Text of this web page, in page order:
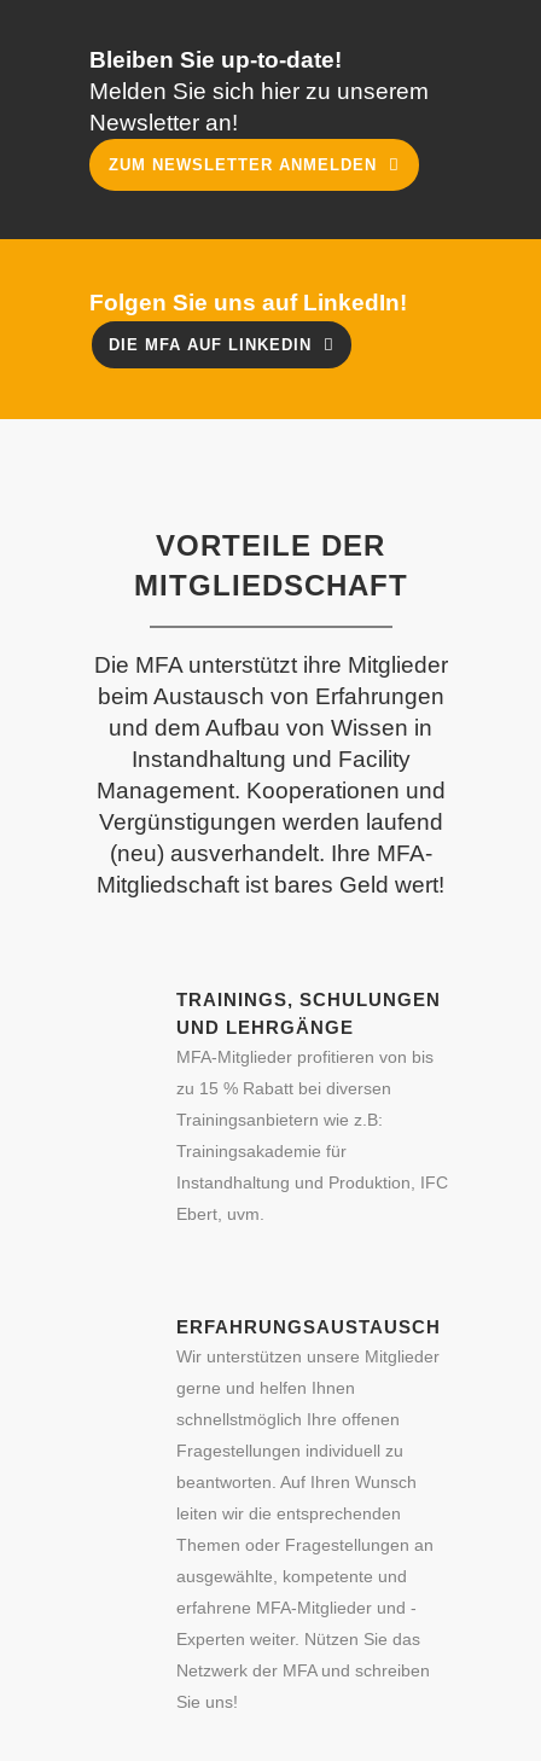
Bleiben Sie up-to-date!
Melden Sie sich hier zu unserem
Newsletter an!
ZUM NEWSLETTER ANMELDEN
Folgen Sie uns auf LinkedIn!
DIE MFA AUF LINKEDIN
VORTEILE DER
MITGLIEDSCHAFT
Die MFA unterstützt ihre Mitglieder
beim Austausch von Erfahrungen
und dem Aufbau von Wissen in
Instandhaltung und Facility
Management. Kooperationen und
Vergünstigungen werden laufend
(neu) ausverhandelt. Ihre MFA-
Mitgliedschaft ist bares Geld wert!
TRAININGS, SCHULUNGEN
UND LEHRGÄNGE
MFA-Mitglieder profitieren von bis
zu 15 % Rabatt bei diversen
Trainingsanbietern wie z.B:
Trainingsakademie für
Instandhaltung und Produktion, IFC
Ebert, uvm.
ERFAHRUNGSAUSTAUSCH
Wir unterstützen unsere Mitglieder
gerne und helfen Ihnen
schnellstmöglich Ihre offenen
Fragestellungen individuell zu
beantworten. Auf Ihren Wunsch
leiten wir die entsprechenden
Themen oder Fragestellungen an
ausgewählte, kompetente und
erfahrene MFA-Mitglieder und -
Experten weiter. Nützen Sie das
Netzwerk der MFA und schreiben
Sie uns!